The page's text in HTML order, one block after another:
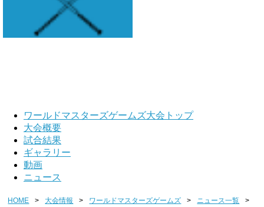
ワールドマスターズゲームズ大会トップ
大会概要
試合結果
ギャラリー
動画
ニュース
HOME > 大会情報 > ワールドマスターズゲームズ > ニュース一覧
>